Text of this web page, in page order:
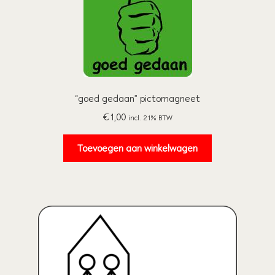
“goed gedaan” pictomagneet
€1,00 incl. 21% BTW
Toevoegen aan winkelwagen